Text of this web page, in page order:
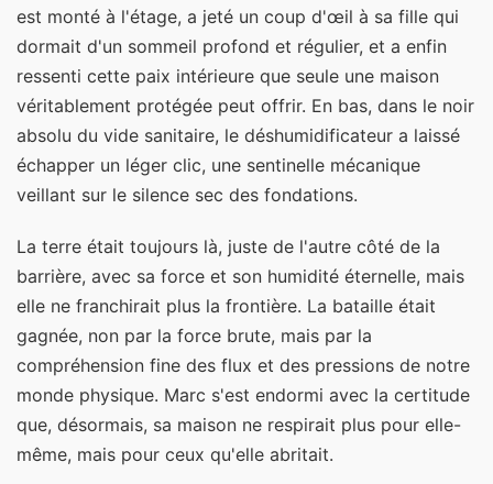
est monté à l'étage, a jeté un coup d'œil à sa fille qui
dormait d'un sommeil profond et régulier, et a enfin
ressenti cette paix intérieure que seule une maison
véritablement protégée peut offrir. En bas, dans le noir
absolu du vide sanitaire, le déshumidificateur a laissé
échapper un léger clic, une sentinelle mécanique
veillant sur le silence sec des fondations.
La terre était toujours là, juste de l'autre côté de la
barrière, avec sa force et son humidité éternelle, mais
elle ne franchirait plus la frontière. La bataille était
gagnée, non par la force brute, mais par la
compréhension fine des flux et des pressions de notre
monde physique. Marc s'est endormi avec la certitude
que, désormais, sa maison ne respirait plus pour elle-
même, mais pour ceux qu'elle abritait.